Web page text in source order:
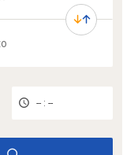
-- : --